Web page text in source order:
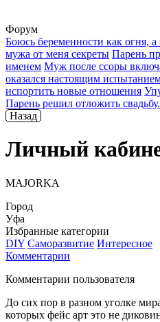
Форум
Боюсь беременности как огня,
мужа от меня секреты Парень
именем Муж после ссоры
оказался настоящим
испортить новые отношения
Парень решил отложить
Назад
Личный
MAJORKA
Город
Уфа
Избранные категории
DIY Саморазвитие Интересное
Комментарии
Комментарии пользователя
До сих пор в разном уголке
которых фейс арт это не